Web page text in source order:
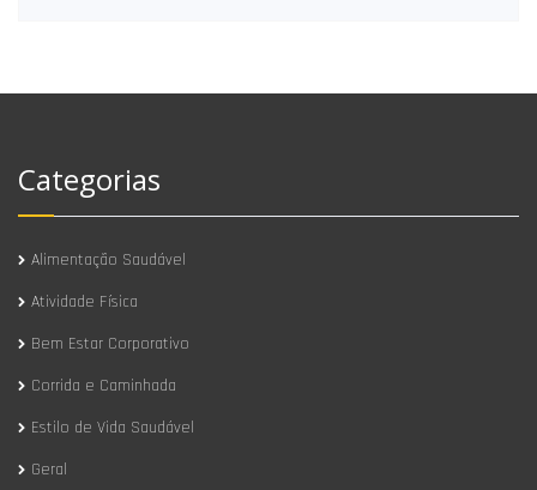
Categorias
Alimentação Saudável
Atividade Física
Bem Estar Corporativo
Corrida e Caminhada
Estilo de Vida Saudável
Geral